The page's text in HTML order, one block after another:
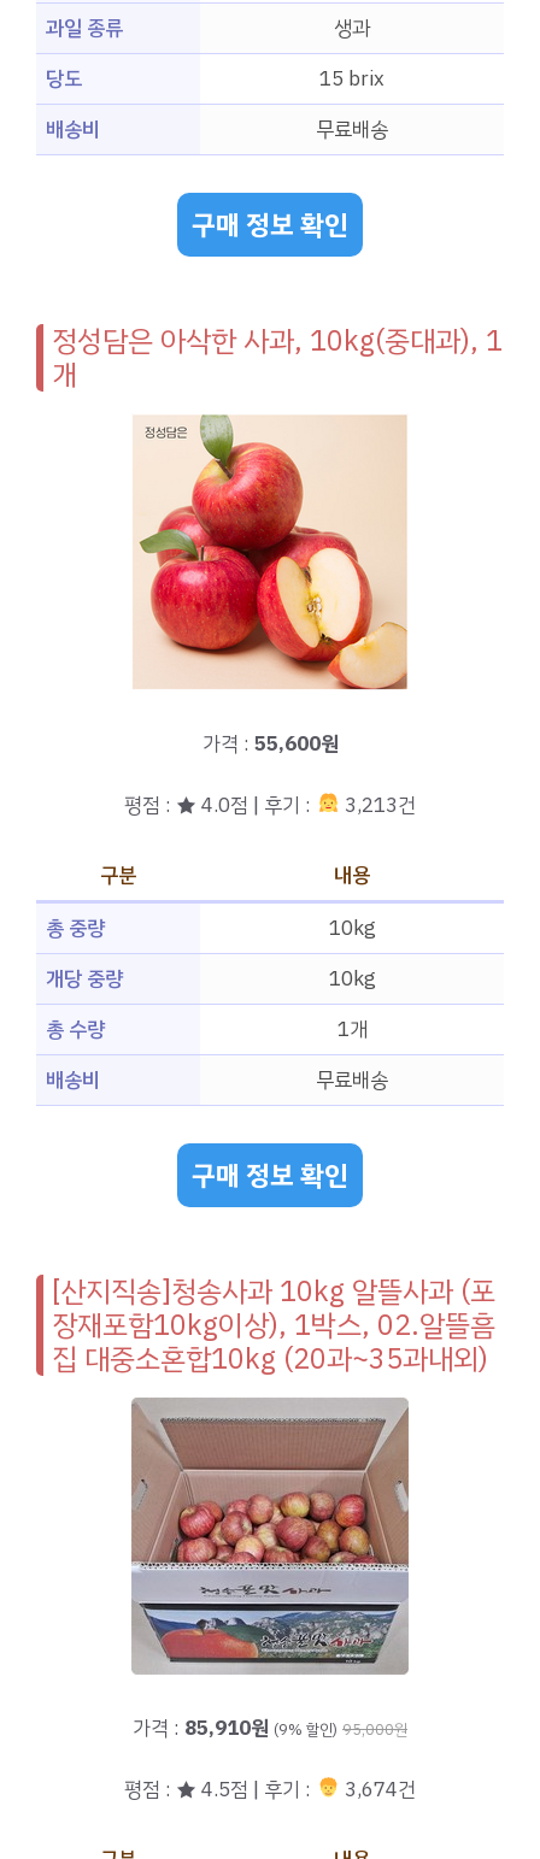
과일 종류
생과
당도
15 brix
배송비
무료배송
구매 정보 확인
정성담은 아삭한 사과, 10kg(중대과), 1
개
가격 : 55,600원
평점 : ★ 4.0점 | 후기 : 3,213건
구분
내용
총 중량
10kg
개당 중량
10kg
총 수량
1개
배송비
무료배송
구매 정보 확인
[산지직송]청송사과 10kg 알뜰사과 (포
장재포함10kg이상), 1박스, 02.알뜰흠
집 대중소혼합10kg (20과~35과내외)
가격 : 85,910원 (9% 할인) 95,000원
평점 : ★ 4.5점 | 후기 : 3,674건